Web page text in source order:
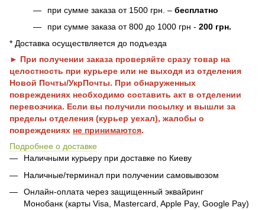
при сумме заказа от 1500 грн. – бесплатно
при сумме заказа от 800 до 1000 грн - 200 грн.
* Доставка осуществляется до подъезда
► При получении заказа проверяйте сразу товар на
целостность при курьере или не выходя из отделения
Новой Почты/УкрПочты. При обнаруженных
повреждениях необходимо составить акт в отделении
перевозчика. Если вы получили посылку и вышли за
пределы отделения (курьер уехал), жалобы о
повреждениях не принимаются.
Подробнее о доставке
Наличными курьеру при доставке по Киеву
Наличные/терминал при получении самовывозом
Онлайн-оплата через защищенный эквайринг
Монобанк (карты Visa, Mastercard, Apple Pay, Google Pay)